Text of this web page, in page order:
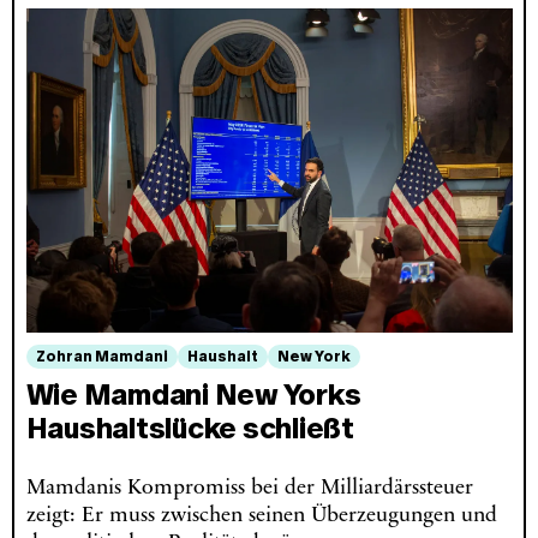
Zohran Mamdani Haushalt New York
Wie Mamdani New Yorks
Haushaltslücke schließt
Mamdanis Kompromiss bei der Milliardärssteuer
zeigt: Er muss zwischen seinen Überzeugungen und